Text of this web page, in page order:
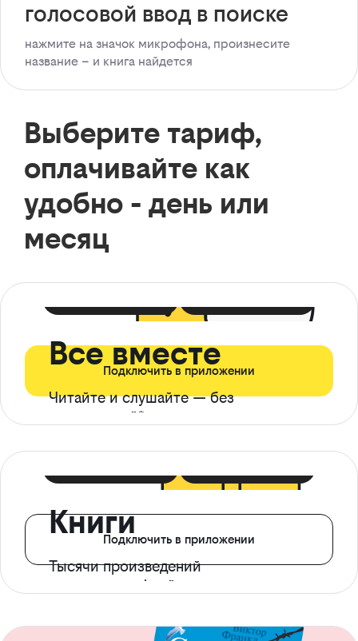
голосовой ввод в поиске
нажмите на значок микрофона, произнесите
название – и книга найдется
Выберите тариф,
оплачивайте как
удобно - день или
месяц
Все вместе
Читайте и слушайте — без
ограничений*
Подключить в приложении
Книги
Тысячи произведений
с доступом офлайн
Подключить в приложении